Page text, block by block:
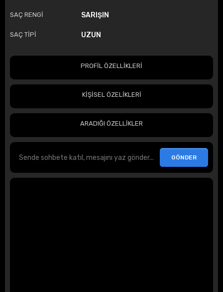
SAÇ RENGİ SARIŞIN
SAÇ TİPİ UZUN
PROFİL ÖZELLİKLERİ
KİŞİSEL ÖZELİKLERİ
ARADIĞI ÖZELLİKLER